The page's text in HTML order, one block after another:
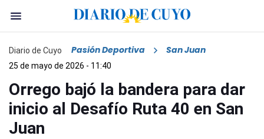
Diario de Cuyo Pasión Deportiva San Juan
25 de mayo de 2026 - 11:40
Orrego bajó la bandera para dar
inicio al Desafío Ruta 40 en San
Juan